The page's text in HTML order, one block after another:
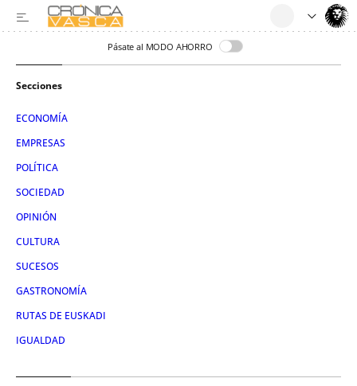
Pásate al MODO AHORRO
Secciones
ECONOMÍA
EMPRESAS
POLÍTICA
SOCIEDAD
OPINIÓN
CULTURA
SUCESOS
GASTRONOMÍA
RUTAS DE EUSKADI
IGUALDAD